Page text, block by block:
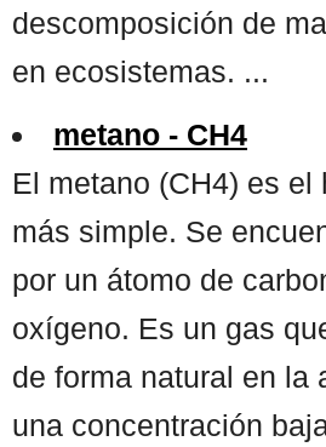
descomposición de
en ecosistemas. ...
metano - CH4
El metano (CH4) es el
más simple. Se
por un átomo de
oxígeno. Es un gas
de forma natural en la
una concentración